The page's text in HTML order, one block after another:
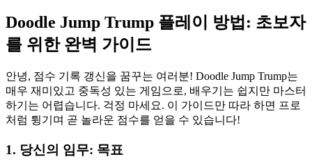
Doodle Jump Trump 플레이 방법: 초보자
를 위한 완벽 가이드
안녕, 점수 기록 갱신을 꿈꾸는 여러분! Doodle Jump Trump는
매우 재미있고 중독성 있는 게임으로, 배우기는 쉽지만 마스터
하기는 어렵습니다. 걱정 마세요. 이 가이드만 따라 하면 프로
처럼 튕기며 곧 놀라운 점수를 얻을 수 있습니다!
1. 당신의 임무: 목표